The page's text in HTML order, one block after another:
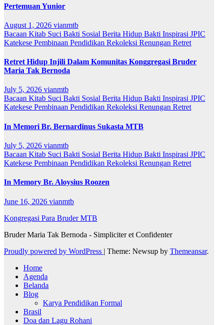
Pertemuan Yunior
August 1, 2026 vianmtb
Bacaan Kitab Suci Bakti Sosial Berita Hidup Bakti Inspirasi JPIC
Katekese Pembinaan Pendidikan Rekoleksi Renungan Retret
Retret Hidup Injili Dalam Komunitas Konggregasi Bruder
Maria Tak Bernoda
July 5, 2026 vianmtb
Bacaan Kitab Suci Bakti Sosial Berita Hidup Bakti Inspirasi JPIC
Katekese Pembinaan Pendidikan Rekoleksi Renungan Retret
In Memori Br. Bernardinus Sukasta MTB
July 5, 2026 vianmtb
Bacaan Kitab Suci Bakti Sosial Berita Hidup Bakti Inspirasi JPIC
Katekese Pembinaan Pendidikan Rekoleksi Renungan Retret
In Memory Br. Aloysius Roozen
June 16, 2026 vianmtb
Kongregasi Para Bruder MTB
Bruder Maria Tak Bernoda - Simpliciter et Confidenter
Proudly powered by WordPress | Theme: Newsup by Themeansar.
Home
Agenda
Belanda
Blog
Karya Pendidikan Formal
Brasil
Doa dan Lagu Rohani